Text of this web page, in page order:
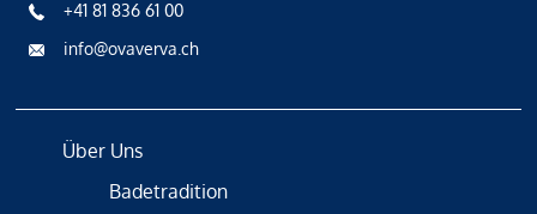
+41 81 836 61 00
info@ovaverva.ch
Über Uns
Badetradition